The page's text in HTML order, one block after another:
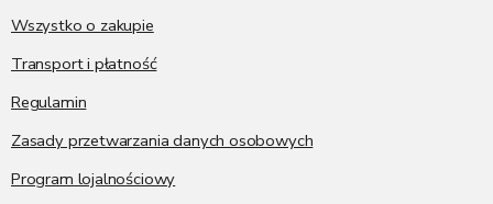
Wszystko o zakupie
Transport i płatność
Regulamin
Zasady przetwarzania danych osobowych
Program lojalnościowy